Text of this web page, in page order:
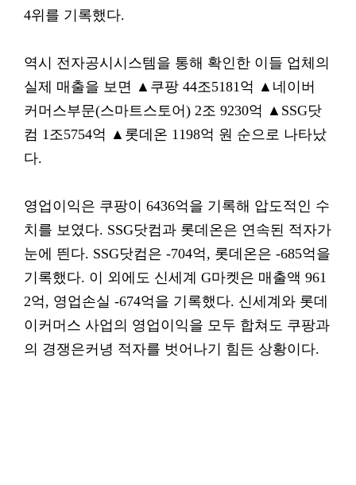
4위를 기록했다.
역시 전자공시시스템을 통해 확인한 이들 업체의
실제 매출을 보면 ▲쿠팡 44조5181억 ▲네이버
커머스부문(스마트스토어) 2조 9230억 ▲SSG닷
컴 1조5754억 ▲롯데온 1198억 원 순으로 나타났
다.
영업이익은 쿠팡이 6436억을 기록해 압도적인 수
치를 보였다. SSG닷컴과 롯데온은 연속된 적자가
눈에 띈다. SSG닷컴은 -704억, 롯데온은 -685억을
기록했다. 이 외에도 신세계 G마켓은 매출액 961
2억, 영업손실 -674억을 기록했다. 신세계와 롯데
이커머스 사업의 영업이익을 모두 합쳐도 쿠팡과
의 경쟁은커녕 적자를 벗어나기 힘든 상황이다.